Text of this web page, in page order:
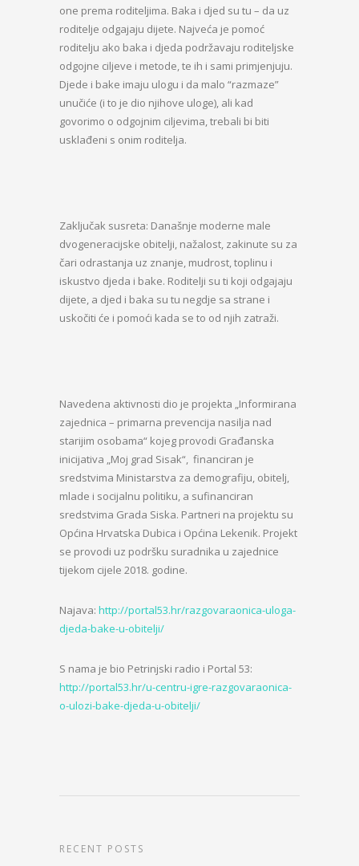
one prema roditeljima. Baka i djed su tu – da uz
roditelje odgajaju dijete. Najveća je pomoć
roditelju ako baka i djeda podržavaju roditeljske
odgojne ciljeve i metode, te ih i sami primjenjuju.
Djede i bake imaju ulogu i da malo “razmaze”
unučiće (i to je dio njihove uloge), ali kad
govorimo o odgojnim ciljevima, trebali bi biti
usklađeni s onim roditelja.
Zaključak susreta: Današnje moderne male
dvogeneracijske obitelji, nažalost, zakinute su za
čari odrastanja uz znanje, mudrost, toplinu i
iskustvo djeda i bake. Roditelji su ti koji odgajaju
dijete, a djed i baka su tu negdje sa strane i
uskočiti će i pomoći kada se to od njih zatraži.
Navedena aktivnosti dio je projekta „Informirana
zajednica – primarna prevencija nasilja nad
starijim osobama“ kojeg provodi Građanska
inicijativa „Moj grad Sisak“, financiran je
sredstvima Ministarstva za demografiju, obitelj,
mlade i socijalnu politiku, a sufinanciran
sredstvima Grada Siska. Partneri na projektu su
Općina Hrvatska Dubica i Općina Lekenik. Projekt
se provodi uz podršku suradnika u zajednice
tijekom cijele 2018. godine.
Najava: http://portal53.hr/razgovaraonica-uloga-
djeda-bake-u-obitelji/
S nama je bio Petrinjski radio i Portal 53:
http://portal53.hr/u-centru-igre-razgovaraonica-
o-ulozi-bake-djeda-u-obitelji/
RECENT POSTS